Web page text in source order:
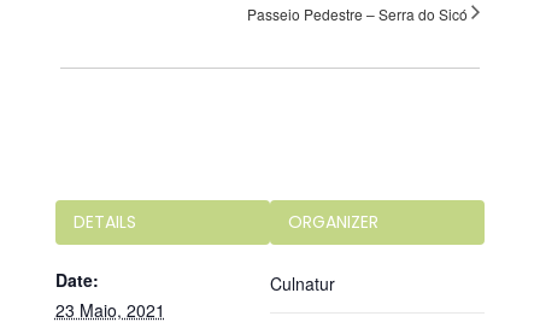
Passeio Pedestre – Serra do Sicó
DETAILS
Date:
23 Maio, 2021
ORGANIZER
Culnatur